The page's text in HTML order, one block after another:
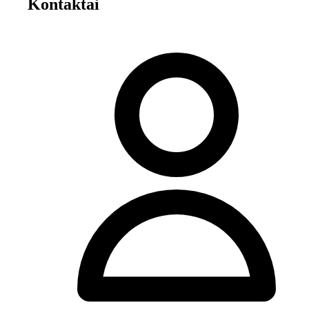
Kontaktai